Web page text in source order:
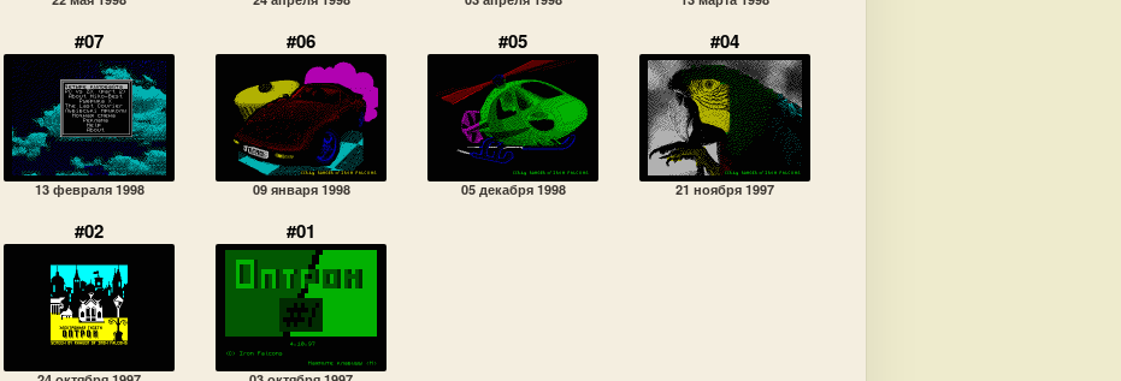
#07
13 февраля 1998
#06
09 января 1998
#05
05 декабря 1998
#04
21 ноября 1997
#02 #01